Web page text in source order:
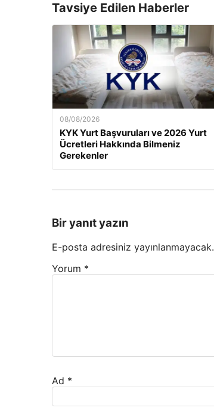
Tavsiye Edilen Haberler
08/08/2026
KYK Yurt Başvuruları ve 2026 Yurt
Ücretleri Hakkında Bilmeniz
Gerekenler
Bir yanıt yazın
E-posta adresiniz yayınlanmayacak.
Yorum *
Ad *